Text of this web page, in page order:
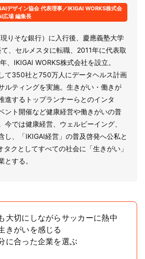
デザイン協会 代表理事／IKIGAI WORKS株式会
広場 編集長
りそな銀行）に入行後、慶應義塾大学
、セルメスタに転職、2011年に代表取
、IKIGAI WORKS株式会社を設立。
て350社と750万人にデータヘルス計画
ルティングを実施。生きがい・働きが
進するトップランナーらとのインタ
ント開催など健康経営や働きがいの普
今では健康経営、ウェルビーイング、
し、「IKIGAI経営」の普及啓発へ公私と
タクとしてすべての社会に「生きがい」
とする。
大切にしながらサッカーに熱中
きがいを感じる
に合った企業を選ぶ